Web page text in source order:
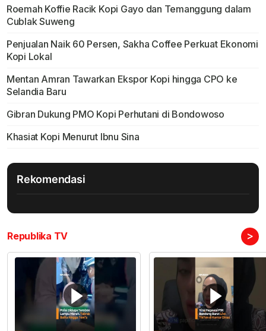
Roemah Koffie Racik Kopi Gayo dan Temanggung dalam
Cublak Suweng
Penjualan Naik 60 Persen, Sakha Coffee Perkuat Ekonomi
Kopi Lokal
Mentan Amran Tawarkan Ekspor Kopi hingga CPO ke
Selandia Baru
Gibran Dukung PMO Kopi Perhutani di Bondowoso
Khasiat Kopi Menurut Ibnu Sina
Rekomendasi
Republika TV >